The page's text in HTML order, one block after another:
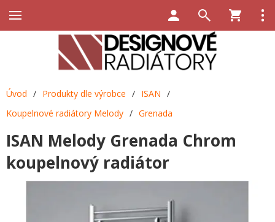
Úvod / Produkty dle výrobce / ISAN /
Koupelnové radiátory Melody / Grenada
ISAN Melody Grenada Chrom
koupelnový radiátor